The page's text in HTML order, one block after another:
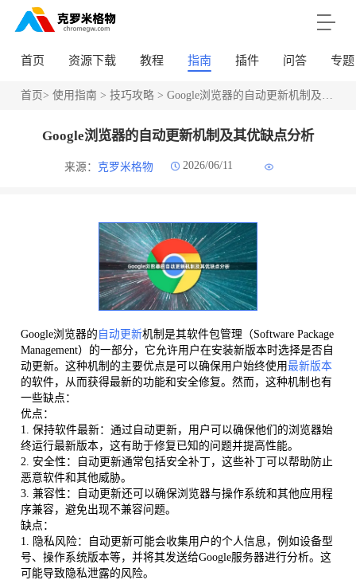
首页 资源下载 教程 指南 插件 问答 专题
首页> 使用指南 > 技巧攻略> Google浏览器的自动更新机制及其优缺点分析
Google浏览器的自动更新机制及其优缺点分析
来源： 克罗米格物 2026/06/11
Google浏览器的 自动更新机制是其软件包管理（Software Package
Management）的一部分，它允许用户在安装新版本时选择是否自
动更新。这种机制的主要优点是可以确保用户始终使用最新版本
的软件，从而获得最新的功能和安全修复。然而，这种机制也有
一些缺点：
优点：
1. 保持软件最新：通过自动更新，用户可以确保他们的浏览器始
终运行最新版本，这有助于修复已知的问题并提高性能。
2. 安全性：自动更新通常包括安全补丁，这些补丁可以帮助防止
恶意软件和其他威胁。
3. 兼容性：自动更新还可以确保浏览器与操作系统和其他应用程
序兼容，避免出现不兼容问题。
缺点：
1. 隐私风险：自动更新可能会收集用户的个人信息，例如设备型
号、操作系统版本等，并将其发送给Google服务器进行分析。这
可能导致隐私泄露的风险。